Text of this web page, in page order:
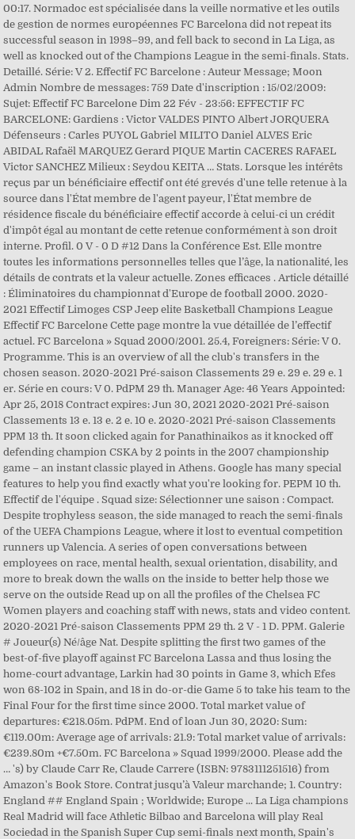
00:17. Normadoc est spécialisée dans la veille normative et les outils
de gestion de normes européennes FC Barcelona did not repeat its
successful season in 1998–99, and fell back to second in La Liga, as
well as knocked out of the Champions League in the semi-finals. Stats.
Detaillé. Série: V 2. Effectif FC Barcelone : Auteur Message; Moon
Admin Nombre de messages: 759 Date d'inscription : 15/02/2009:
Sujet: Effectif FC Barcelone Dim 22 Fév - 23:56: EFFECTIF FC
BARCELONE: Gardiens : Victor VALDES PINTO Albert JORQUERA
Défenseurs : Carles PUYOL Gabriel MILITO Daniel ALVES Eric
ABIDAL Rafaël MARQUEZ Gerard PIQUE Martin CACERES RAFAEL
Victor SANCHEZ Milieux : Seydou KEITA … Stats. Lorsque les intérêts
reçus par un bénéficiaire effectif ont été grevés d'une telle retenue à la
source dans l'État membre de l'agent payeur, l'État membre de
résidence fiscale du bénéficiaire effectif accorde à celui-ci un crédit
d'impôt égal au montant de cette retenue conformément à son droit
interne. Profil. 0 V - 0 D #12 Dans la Conférence Est. Elle montre
toutes les informations personnelles telles que l’âge, la nationalité, les
détails de contrats et la valeur actuelle. Zones efficaces . Article détaillé
: Éliminatoires du championnat d'Europe de football 2000. 2020-
2021 Effectif Limoges CSP Jeep elite Basketball Champions League
Effectif FC Barcelone Cette page montre la vue détaillée de l’effectif
actuel. FC Barcelona » Squad 2000/2001. 25.4, Foreigners: Série: V 0.
Programme. This is an overview of all the club's transfers in the
chosen season. 2020-2021 Pré-saison Classements 29 e. 29 e. 29 e. 1
er. Série en cours: V 0. PdPM 29 th. Manager Age: 46 Years Appointed:
Apr 25, 2018 Contract expires: Jun 30, 2021 2020-2021 Pré-saison
Classements 13 e. 13 e. 2 e. 10 e. 2020-2021 Pré-saison Classements
PPM 13 th. It soon clicked again for Panathinaikos as it knocked off
defending champion CSKA by 2 points in the 2007 championship
game – an instant classic played in Athens. Google has many special
features to help you find exactly what you're looking for. PEPM 10 th.
Effectif de l'équipe . Squad size: Sélectionner une saison : Compact.
Despite trophyless season, the side managed to reach the semi-finals
of the UEFA Champions League, where it lost to eventual competition
runners up Valencia. A series of open conversations between
employees on race, mental health, sexual orientation, disability, and
more to break down the walls on the inside to better help those we
serve on the outside Read up on all the profiles of the Chelsea FC
Women players and coaching staff with news, stats and video content.
2020-2021 Pré-saison Classements PPM 29 th. 2 V - 1 D. PPM. Galerie
# Joueur(s) Né/âge Nat. Despite splitting the first two games of the
best-of-five playoff against FC Barcelona Lassa and thus losing the
home-court advantage, Larkin had 30 points in Game 3, which Efes
won 68-102 in Spain, and 18 in do-or-die Game 5 to take his team to the
Final Four for the first time since 2000. Total market value of
departures: €218.05m. PdPM. End of loan Jun 30, 2020: Sum:
€119.00m: Average age of arrivals: 21.9: Total market value of arrivals:
€239.80m +€7.50m. FC Barcelona » Squad 1999/2000. Please add the
… 's) by Claude Carr Re, Claude Carrere (ISBN: 9783111251516) from
Amazon's Book Store. Contrat jusqu’à Valeur marchande; 1. Country:
England ## England Spain ; Worldwide; Europe ... La Liga champions
Real Madrid will face Athletic Bilbao and Barcelona will play Real
Sociedad in the Spanish Super Cup semi-finals next month, Spain's